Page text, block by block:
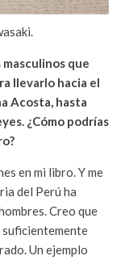
que
llevarlo hacia el
Acosta, hasta
¿Cómo podrías
en mi libro. Y me
del Perú ha
Creo que
suficientemente
Un ejemplo